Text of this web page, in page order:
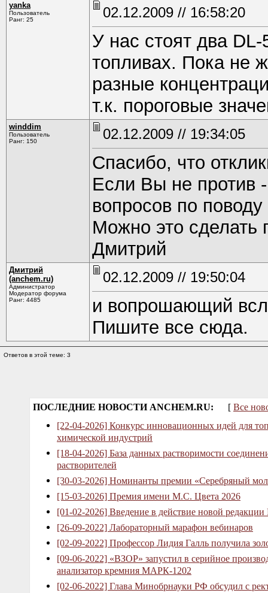
yanka
Пользователь
Ранг: 25
02.12.2009 // 16:58:20
У нас стоят два
топливах. Пока не
разные
т.к. пороговые
winddim
Пользователь
Ранг: 150
02.12.2009 // 19:34:05
Спасибо, что
Если Вы не против
вопросов по
Можно это сделать
Дмитрий
Дмитрий
(anchem.ru)
Администратор
Модератор форума
Ранг: 4485
02.12.2009 // 19:50:04
и вопрошающий
Пишите все сюда.
Ответов в этой теме: 3
ПОСЛЕДНИЕ НОВОСТИ ANCHEM.RU: [ Все
[22-04-2026] Конкурс инновационных идей для
химической индустрий
[18-04-2026] База данных растворимости
растворителей
[30-03-2026] Номинанты премии «Серебряный
[15-03-2026] Премия имени М.С. Цвета 2026
[01-02-2026] Введение в действие новой
[26-09-2022] Лабораторный марафон вебинаров
[02-09-2022] Профессор Лидия Галль получила
[09-06-2022] «ВЗОР» запустил в серийное
анализатор кремния МАРК-1202
[02-06-2022] Глава Минобрнауки РФ обсудил с